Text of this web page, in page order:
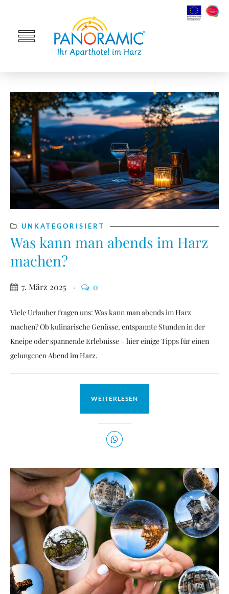
UNKATEGORISIERT
Was kann man abends im Harz
machen?
7. März 2025 0
Viele Urlauber fragen uns: Was kann man abends im Harz
machen? Ob kulinarische Genüsse, entspannte Stunden in der
Kneipe oder spannende Erlebnisse – hier einige Tipps für einen
gelungenen Abend im Harz.
WEITERLESEN